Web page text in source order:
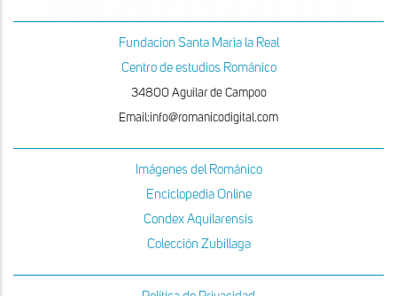
Fundacion Santa Maria la Real
Centro de estudios Románico
34800 Aguilar de Campoo
Email:info@romanicodigital.com
Imágenes del Románico
Enciclopedia Online
Condex Aquilarensis
Colección Zubillaga